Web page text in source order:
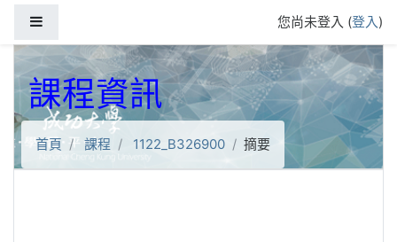
您尚未登入 (登入)
課程資訊
首頁 課程 1122_B326900 摘要